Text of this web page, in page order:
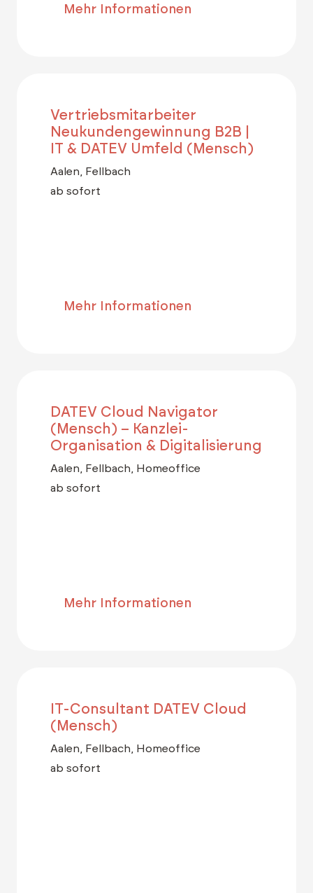
Mehr Informationen
Vertriebsmitarbeiter
Neukundengewinnung B2B |
IT & DATEV Umfeld (Mensch)
Aalen, Fellbach
ab sofort
Mehr Informationen
DATEV Cloud Navigator
(Mensch) – Kanzlei-
Organisation & Digitalisierung
Aalen, Fellbach, Homeoffice
ab sofort
Mehr Informationen
IT-Consultant DATEV Cloud
(Mensch)
Aalen, Fellbach, Homeoffice
ab sofort